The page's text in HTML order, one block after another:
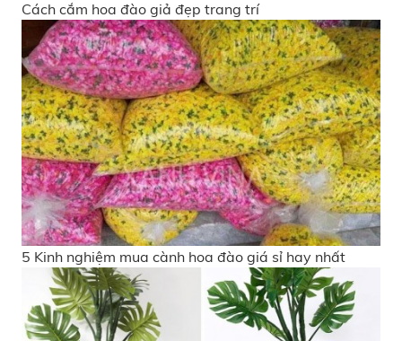
Cách cắm hoa đào giả đẹp trang trí
5 Kinh nghiệm mua cành hoa đào giá sỉ hay nhất